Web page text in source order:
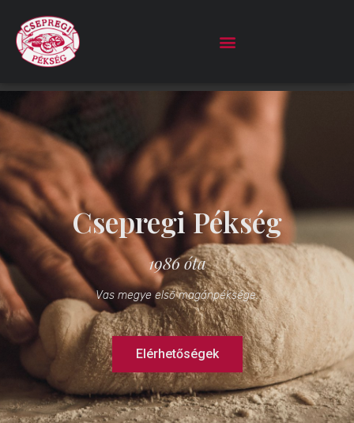
Csepregi Pékség
1986 óta
Vas megye első magánpéksége.
Elérhetőségek